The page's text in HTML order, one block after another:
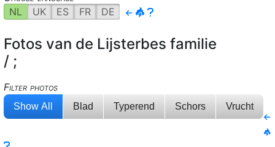
NL
UK ES FR DE
Fotos van de Lijsterbes familie
/ ;
Filter photos
Show All Blad Typerend Schors Vrucht